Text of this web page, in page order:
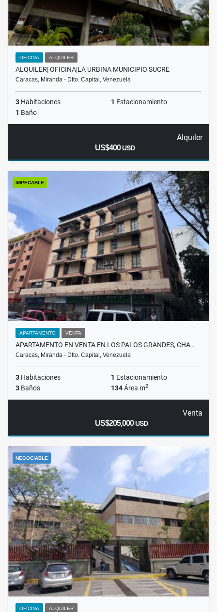
OFICINA ALQUILER
ALQUILER| OFICINA|LA URBINA MUNICIPIO SUCRE
Caracas, Miranda - Dtto. Capital, Venezuela
3 Habitaciones 1 Estacionamiento
1 Baño
Alquiler
US$400USD
IMPECABLE
APARTAMENTO VENTA
APARTAMENTO EN VENTA EN LOS PALOS GRANDES, CHA…
Caracas, Miranda - Dtto. Capital, Venezuela
3 Habitaciones 1 Estacionamiento
3 Baños 134Área m2
Venta
US$205,000USD
NEGOCIABLE
OFICINA ALQUILER